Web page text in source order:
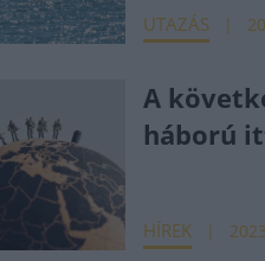
UTAZÁS
A
háború
HÍREK